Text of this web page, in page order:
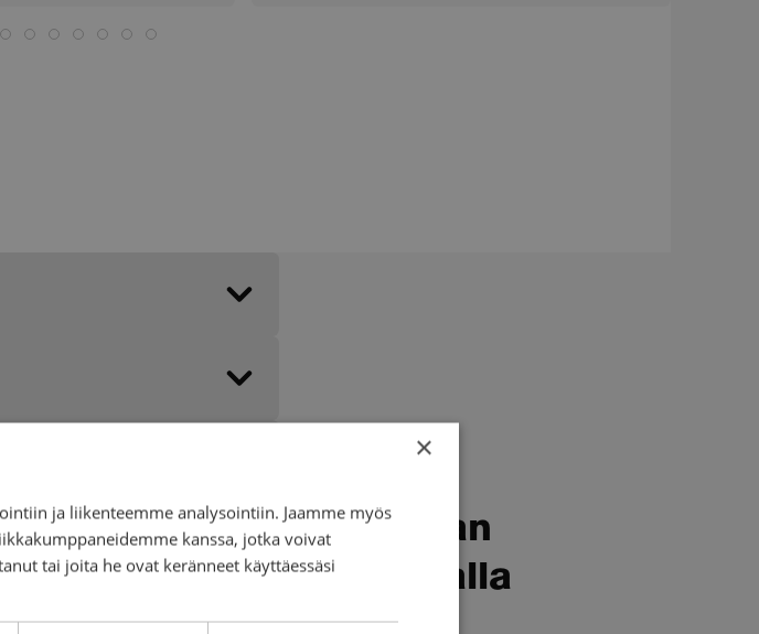
Hinauksen tarkan hinnan
Porvoossa saat antamalla
osoitetiedot
×
ja liikenteemme analysointiin. Jaamme myös
kanssa, jotka voivat
tai joita he ovat keränneet käyttäessäsi